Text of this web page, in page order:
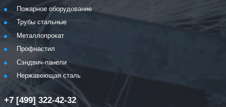
Пожарное оборудование
Трубы стальные
Металлопрокат
Профнастил
Сэндвич-панели
Нержавеющая сталь
+7 [499] 322-42-32